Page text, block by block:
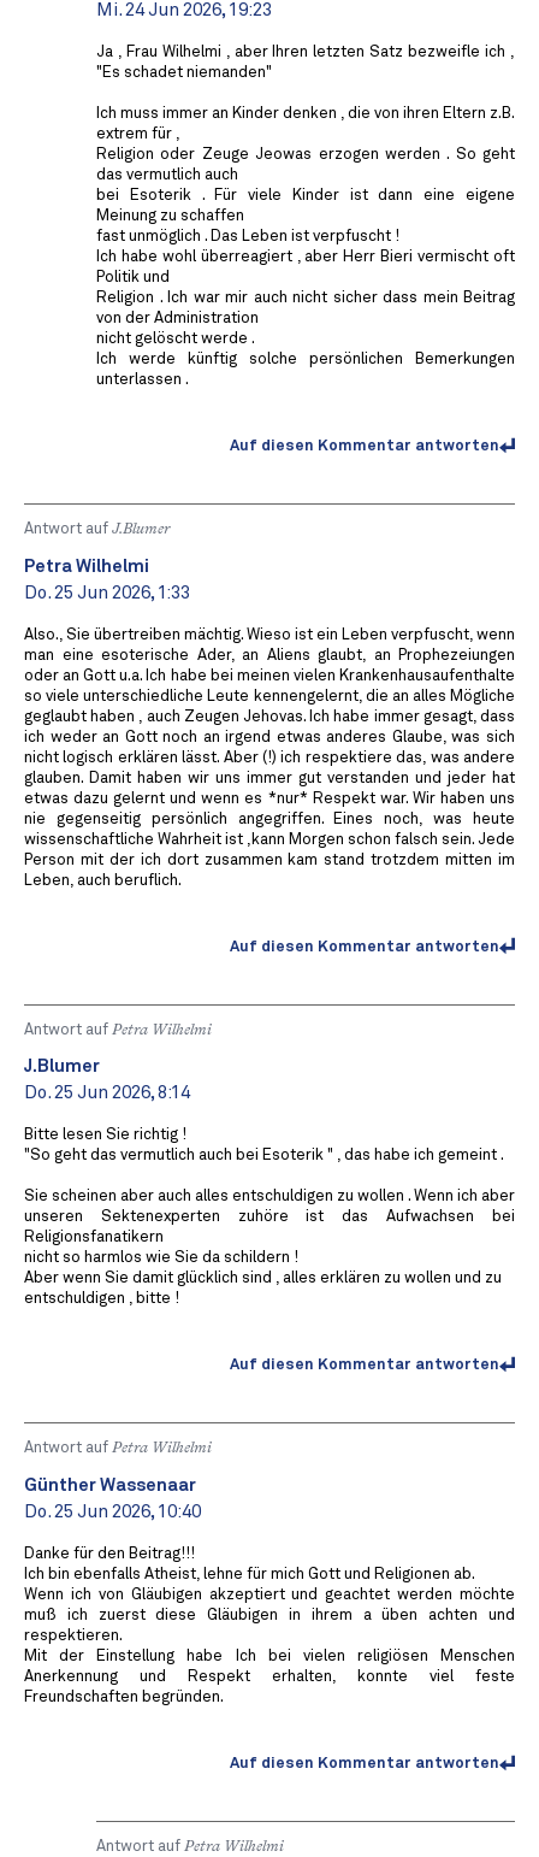
Mi. 24 Jun 2026, 19:23
Ja , Frau Wilhelmi , aber Ihren letzten Satz bezweifle ich ,
"Es schadet niemanden"
Ich muss immer an Kinder denken , die von ihren Eltern z.B.
extrem für ,
Religion oder Zeuge Jeowas erzogen werden . So geht
das vermutlich auch
bei Esoterik . Für viele Kinder ist dann eine eigene
Meinung zu schaffen
fast unmöglich . Das Leben ist verpfuscht !
Ich habe wohl überreagiert , aber Herr Bieri vermischt oft
Politik und
Religion . Ich war mir auch nicht sicher dass mein Beitrag
von der Administration
nicht gelöscht werde .
Ich werde künftig solche persönlichen Bemerkungen
unterlassen .
Auf diesen Kommentar antworten
Antwort auf J.Blumer
Petra Wilhelmi
Do. 25 Jun 2026, 1:33
Also., Sie übertreiben mächtig. Wieso ist ein Leben verpfuscht, wenn
man eine esoterische Ader, an Aliens glaubt, an Prophezeiungen
oder an Gott u.a. Ich habe bei meinen vielen Krankenhausaufenthalte
so viele unterschiedliche Leute kennengelernt, die an alles Mögliche
geglaubt haben , auch Zeugen Jehovas. Ich habe immer gesagt, dass
ich weder an Gott noch an irgend etwas anderes Glaube, was sich
nicht logisch erklären lässt. Aber (!) ich respektiere das, was andere
glauben. Damit haben wir uns immer gut verstanden und jeder hat
etwas dazu gelernt und wenn es *nur* Respekt war. Wir haben uns
nie gegenseitig persönlich angegriffen. Eines noch, was heute
wissenschaftliche Wahrheit ist ,kann Morgen schon falsch sein. Jede
Person mit der ich dort zusammen kam stand trotzdem mitten im
Leben, auch beruflich.
Auf diesen Kommentar antworten
Antwort auf Petra Wilhelmi
J.Blumer
Do. 25 Jun 2026, 8:14
Bitte lesen Sie richtig !
"So geht das vermutlich auch bei Esoterik " , das habe ich gemeint .
Sie scheinen aber auch alles entschuldigen zu wollen . Wenn ich aber
unseren Sektenexperten zuhöre ist das Aufwachsen bei
Religionsfanatikern
nicht so harmlos wie Sie da schildern !
Aber wenn Sie damit glücklich sind , alles erklären zu wollen und zu
entschuldigen , bitte !
Auf diesen Kommentar antworten
Antwort auf Petra Wilhelmi
Günther Wassenaar
Do. 25 Jun 2026, 10:40
Danke für den Beitrag!!!
Ich bin ebenfalls Atheist, lehne für mich Gott und Religionen ab.
Wenn ich von Gläubigen akzeptiert und geachtet werden möchte
muß ich zuerst diese Gläubigen in ihrem a üben achten und
respektieren.
Mit der Einstellung habe Ich bei vielen religiösen Menschen
Anerkennung und Respekt erhalten, konnte viel feste
Freundschaften begründen.
Auf diesen Kommentar antworten
Antwort auf Petra Wilhelmi